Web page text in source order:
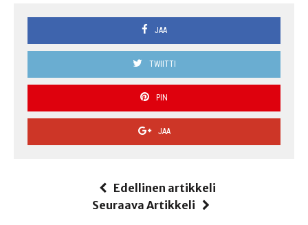
JAA
TWIITTI
PIN
JAA
Edellinen artikkeli
Seuraava Artikkeli